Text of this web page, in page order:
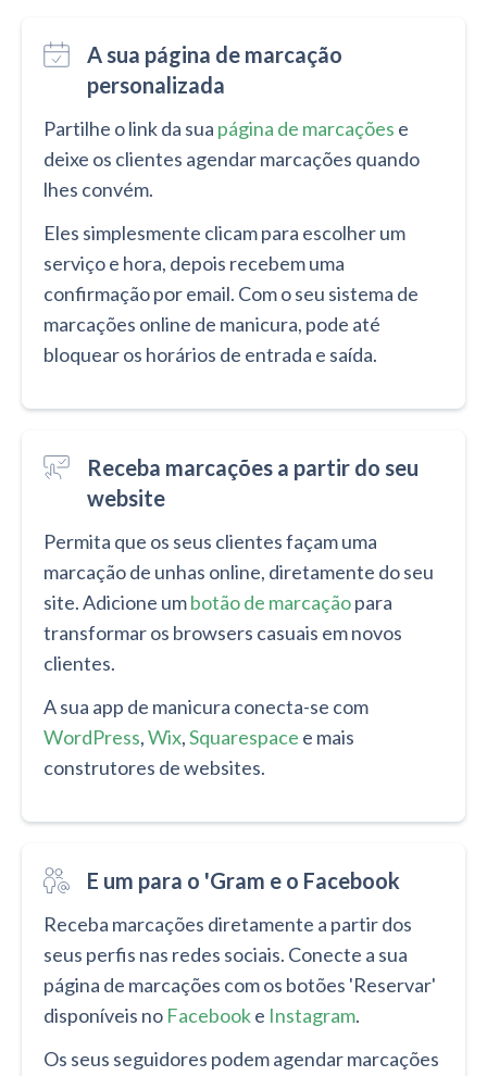
A sua página de marcação
personalizada
Partilhe o link da sua página de marcações e
deixe os clientes agendar marcações quando
lhes convém.
Eles simplesmente clicam para escolher um
serviço e hora, depois recebem uma
confirmação por email. Com o seu sistema de
marcações online de manicura, pode até
bloquear os horários de entrada e saída.
Receba marcações a partir do seu
website
Permita que os seus clientes façam uma
marcação de unhas online, diretamente do seu
site. Adicione umbotão de marcaçãopara
transformar os browsers casuais em novos
clientes.
A sua app de manicura conecta-se com
WordPress,Wix,Squarespace e mais
construtores de websites.
E um para o 'Gram e o Facebook
Receba marcações diretamente a partir dos
seus perfis nas redes sociais. Conecte a sua
página de marcações com os botões 'Reservar'
disponíveis no Facebooke Instagram.
Os seus seguidores podem agendar marcações